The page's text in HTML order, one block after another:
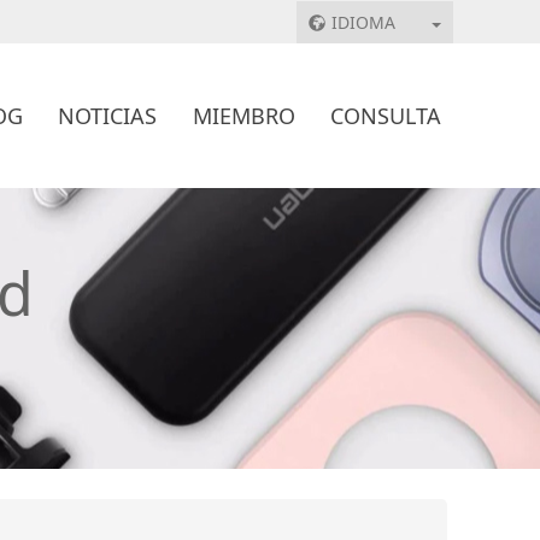
IDIOMA
NOTICIAS MIEMBRO CONSULTA